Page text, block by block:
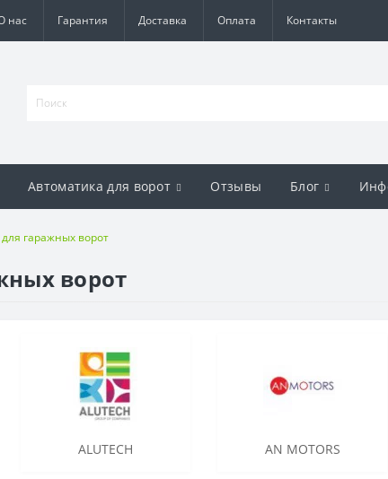
нас Гарантия Доставка Оплата Контакты
Автоматика для ворот Отзывы Блог
гаражных ворот
ворот
ALUTECH AN MOTORS